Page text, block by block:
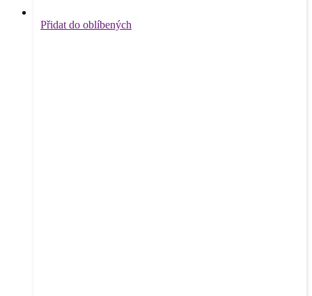
Přidat do oblíbených